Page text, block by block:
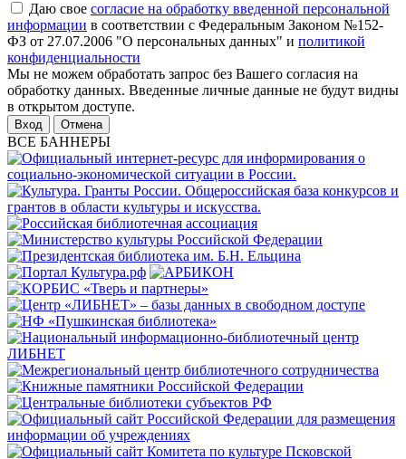
Даю свое согласие на обработку введенной персональной
информации в соответствии с Федеральным Законом №152-
ФЗ от 27.07.2006 "О персональных данных" и политикой
конфиденциальности
Мы не можем обработать запрос без Вашего согласия на
обработку данных. Введенные личные данные не будут видны
в открытом доступе.
Отмена
ВСЕ БАННЕРЫ